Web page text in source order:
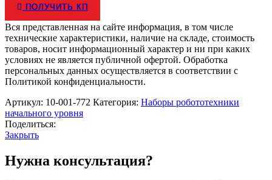
ПОЛУЧИТЬ КП
Вся представленная на сайте информация, в том числе
технические характеристики, наличие на складе, стоимость
товаров, носит информационный характер и ни при каких
условиях не является публичной офертой. Обработка
персональных данных осуществляется в соответствии с
Политикой конфиденциальности.
Артикул: 10-001-772 Категория: Наборы робототехники
начального уровня
Поделиться:
Закрыть
Нужна консультация?